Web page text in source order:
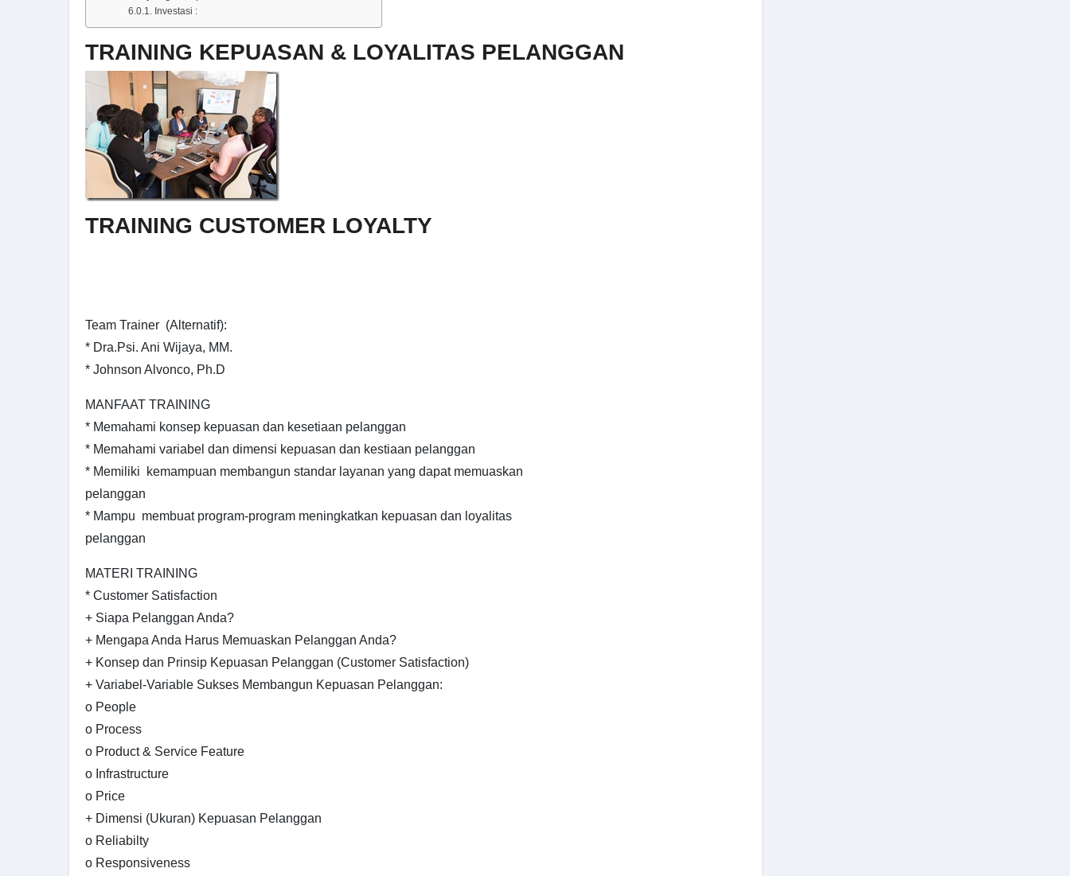
Investasi :
TRAINING KEPUASAN & LOYALITAS PELANGGAN
TRAINING CUSTOMER LOYALTY
Team Trainer (Alternatif):
* Dra.Psi. Ani Wijaya, MM.
* Johnson Alvonco, Ph.D
MANFAAT TRAINING
* Memahami konsep kepuasan dan kesetiaan pelanggan
* Memahami variabel dan dimensi kepuasan dan kestiaan pelanggan
* Memiliki kemampuan membangun standar layanan yang dapat memuaskan
pelanggan
* Mampu membuat program-program meningkatkan kepuasan dan loyalitas
pelanggan
MATERI TRAINING
* Customer Satisfaction
+ Siapa Pelanggan Anda?
+ Mengapa Anda Harus Memuaskan Pelanggan Anda?
+ Konsep dan Prinsip Kepuasan Pelanggan (Customer Satisfaction)
+ Variabel-Variable Sukses Membangun Kepuasan Pelanggan:
o People
o Process
o Product & Service Feature
o Infrastructure
o Price
+ Dimensi (Ukuran) Kepuasan Pelanggan
o Reliabilty
o Responsiveness